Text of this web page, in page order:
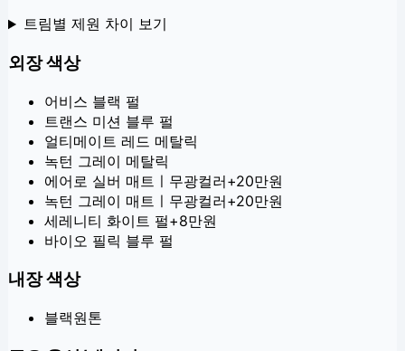
트림별 제원 차이 보기
외장 색상
어비스 블랙 펄
트랜스 미션 블루 펄
얼티메이트 레드 메탈릭
녹턴 그레이 메탈릭
에어로 실버 매트ㅣ무광컬러+20만원
녹턴 그레이 매트ㅣ무광컬러+20만원
세레니티 화이트 펄+8만원
바이오 필릭 블루 펄
내장 색상
블랙원톤